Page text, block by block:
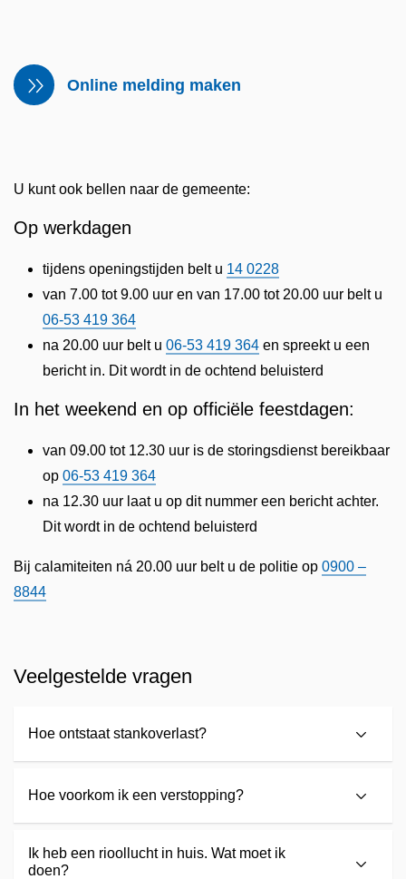
Online melding maken
U kunt ook bellen naar de gemeente:
Op werkdagen
tijdens openingstijden belt u 14 0228
van 7.00 tot 9.00 uur en van 17.00 tot 20.00 uur belt u
06-53 419 364
na 20.00 uur belt u 06-53 419 364 en spreekt u een
bericht in. Dit wordt in de ochtend beluisterd
In het weekend en op officiële feestdagen:
van 09.00 tot 12.30 uur is de storingsdienst bereikbaar
op 06-53 419 364
na 12.30 uur laat u op dit nummer een bericht achter.
Dit wordt in de ochtend beluisterd
Bij calamiteiten ná 20.00 uur belt u de politie op 0900 –
8844
Veelgestelde vragen
Hoe ontstaat stankoverlast?
Hoe voorkom ik een verstopping?
Ik heb een rioollucht in huis. Wat moet ik
doen?